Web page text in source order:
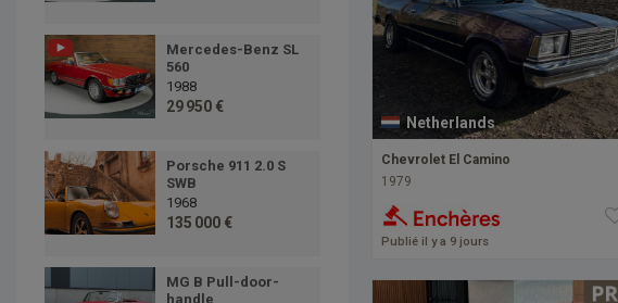
Mercedes-Benz SL
560
1988
29 950 €
Porsche 911 2.0 S
SWB
1968
135 000 €
MG B Pull-door-
handle
Netherlands
Chevrolet El Camino
1979
Publié il y a 9 jours